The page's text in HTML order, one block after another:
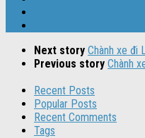
Next story Chành xe đi
Previous story Chành
Recent Posts
Popular Posts
Recent Comments
Tags